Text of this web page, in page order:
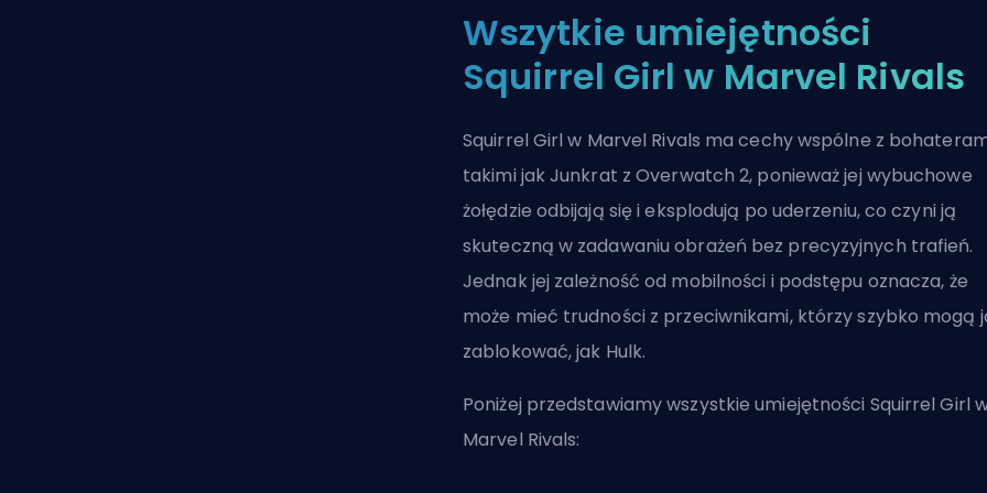
Wszytkie umiejętności
Squirrel Girl w Marvel Rivals
Squirrel Girl w Marvel Rivals ma cechy wspólne z
takimi jak Junkrat z Overwatch 2, ponieważ jej wybuchowe
żołędzie odbijają się i eksplodują po uderzeniu, co czyni ją
skuteczną w zadawaniu obrażeń bez precyzyjnych trafień.
Jednak jej zależność od mobilności i podstępu oznacza, że
może mieć trudności z przeciwnikami, którzy szybko mogą
zablokować, jak Hulk.
Poniżej przedstawiamy wszystkie umiejętności Squirrel Girl
Marvel Rivals: